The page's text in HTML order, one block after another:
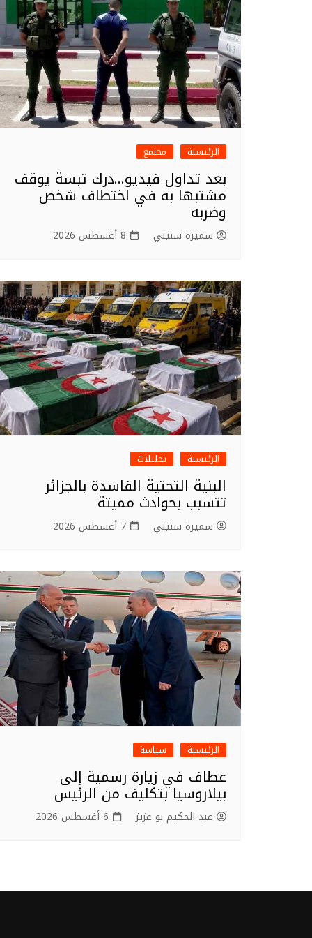
k
الرئيسية مجتمع
بعد تداول فيديو…درك تبسة يوقف
مشتبها به في اختطاف شخص
وضربه
سميرة سنيني 8 أغسطس 2026
الرئيسية تحليلات
البنية التحتية الفاسدة بالجزائر
تتسبب بحوادث مميتة
سميرة سنيني 7 أغسطس 2026
الرئيسية سياسة
عطاف في زيارة رسمية إلى
بيلاروسيا بتكليف من الرئيس
عبد الحكيم بو عزيز 6 أغسطس 2026